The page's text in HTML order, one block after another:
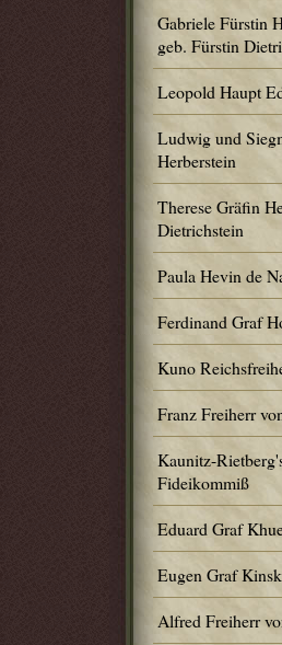
Gabriele Fürstin
geb. Fürstin
Leopold Haupt
Ludwig und
Herberstein
Therese Gräfin
Dietrichstein
Paula Hevin de
Ferdinand Graf
Kuno
Franz Freiherr
Kaunitz-
Fideikommiß
Eduard Graf
Eugen Graf
Alfred Freiherr